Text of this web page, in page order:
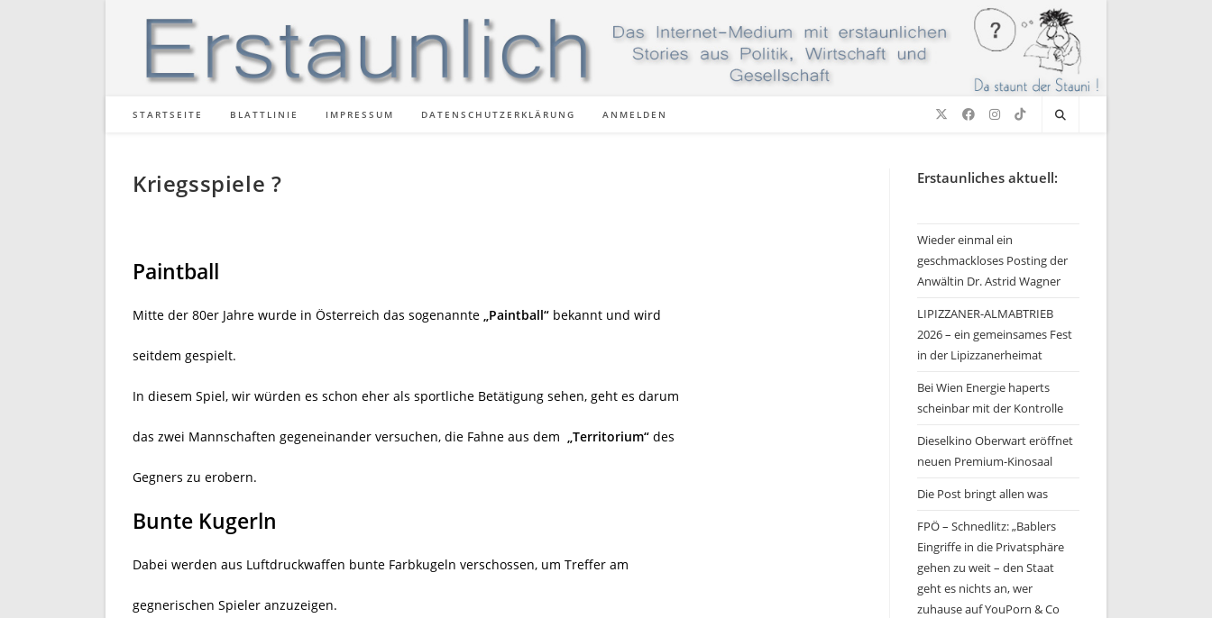
STARTSEITE BLATTLINIE IMPRESSUM DATENSCHUTZERKLÄRUNG ANMELDEN
Kriegsspiele ?
Paintball
Mitte der 80er Jahre wurde in Österreich das sogenannte „Paintball“ bekannt und wird
seitdem gespielt.
In diesem Spiel, wir würden es schon eher als sportliche Betätigung sehen, geht es darum
das zwei Mannschaften gegeneinander versuchen, die Fahne aus dem „Territorium“ des
Gegners zu erobern.
Bunte Kugerln
Dabei werden aus Luftdruckwaffen bunte Farbkugeln verschossen, um Treffer am
gegnerischen Spieler anzuzeigen.
Erstaunliches aktuell:
Wieder einmal ein
geschmackloses Posting der
Anwältin Dr. Astrid Wagner
LIPIZZANER-ALMABTRIEB
2026 – ein gemeinsames Fest
in der Lipizzanerheimat
Bei Wien Energie haperts
scheinbar mit der Kontrolle
Dieselkino Oberwart eröffnet
neuen Premium-Kinosaal
Die Post bringt allen was
FPÖ – Schnedlitz: „Bablers
Eingriffe in die Privatsphäre
gehen zu weit – den Staat
geht es nichts an, wer
zuhause auf YouPorn & Co